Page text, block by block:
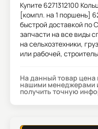
Купите 6271312100
[компл. на 1 поршень]
быстрой доставкой по
запчасти на все виды
на сельхозтехники,
или рабочей,
На данный товар цена
нашими менеджерами
получить точную